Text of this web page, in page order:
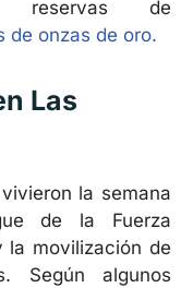
reservas de
de onzas de oro.
Las
la semana
de la Fuerza
la movilización de
Según algunos